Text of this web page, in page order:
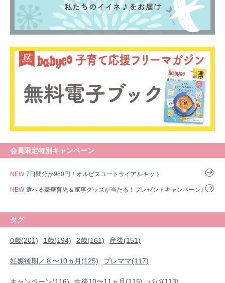
会員限定特別キャンペーン
NEW 7日間分が980円！オルビスユートライアルキット
NEW 選べる豪華育児＆家事グッズが当たる！プレゼントキャンペーン♪
タグ
0歳(201) 1歳(194) 2歳(161) 産後(151)
妊娠後期／８〜10ヵ月(125) プレママ(117)
0歳 1歳 2歳 産後
妊娠後期／８〜10ヵ月
キャンペーン 生後10〜11ヵ月